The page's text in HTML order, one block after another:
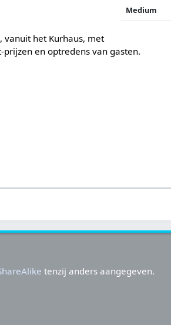
Medium
vanuit het Kurhaus, met
en optredens van gasten.
tenzij anders aangegeven.